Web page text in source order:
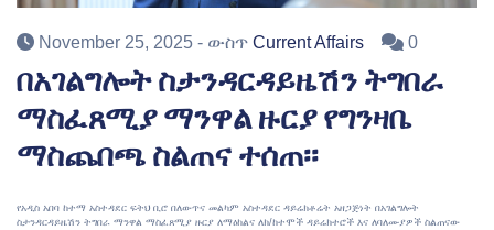
November 25, 2025 - ውስጥ Current Affairs 0
በአገልግሎት ስታንዳርዳይዜሽን ትግበራ
ማስፈጸሚያ ማንዋል ዙርያ የግንዛቤ
ማስጨበጫ ስልጠና ተሰጠ፡፡
የአዲስ አበባ ከተማ አስተዳደር ፍትህ ቢሮ በለውጥና መልካም አስተዳደር ዳይሬክቶሬት አዘጋጅነት በአገልግሎት
ስታንዳርዳይዜሽን ትግበራ ማንዋል ማስፈጸሚያ ዙርያ ለማዕከልና ለክ/ከተሞች ዳይሬክተሮች እና ለባለሙያዎች ስልጠናው